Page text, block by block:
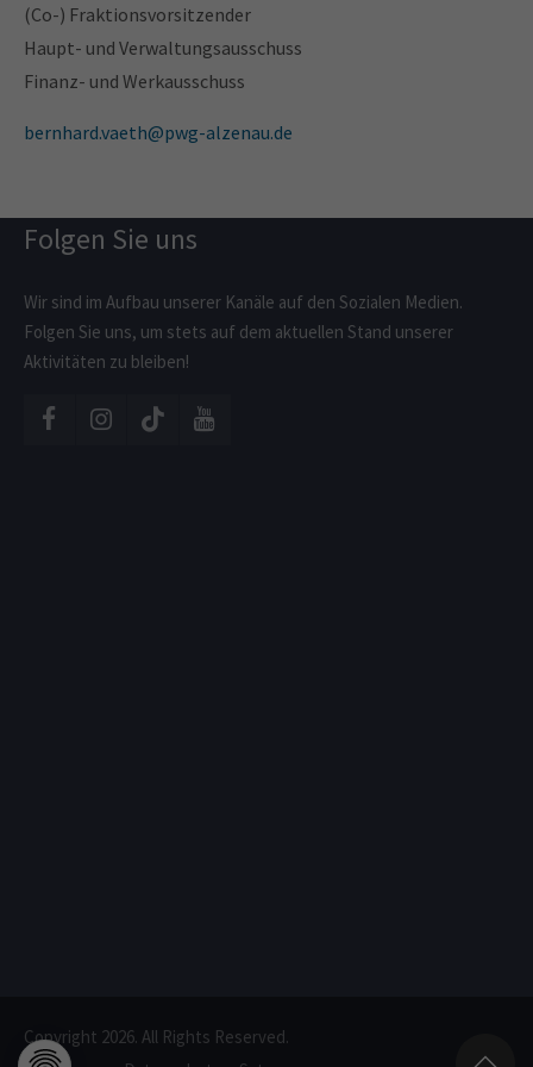
(Co-) Fraktionsvorsitzender
Haupt- und Verwaltungsausschuss
Finanz- und Werkausschuss
bernhard.vaeth@pwg-alzenau.de
Wir verfügen weder über Büroräume noch ein Sekretariat.
kontaktieren. Die jeweilige Email-Adresse finden Sie auf der Seite
Folgen Sie uns
Wir sind im Aufbau unserer Kanäle auf den Sozialen Medien.
Folgen Sie uns, um stets auf dem aktuellen Stand unserer
Aktivitäten zu bleiben!
Copyright 2026. All Rights Reserved.